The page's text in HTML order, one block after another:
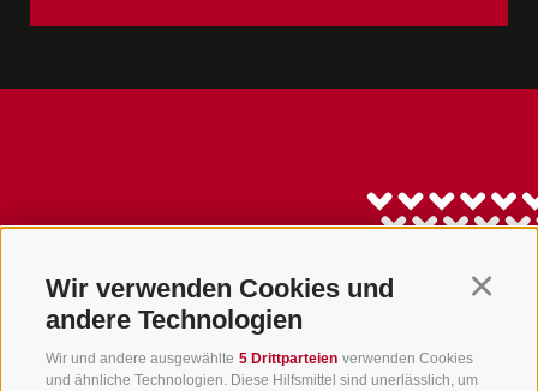
Wir verwenden Cookies und
andere Technologien
Wir und andere ausgewählte 5 Drittparteien verwenden Cookies
und ähnliche Technologien. Diese Hilfsmittel sind unerlässlich, um